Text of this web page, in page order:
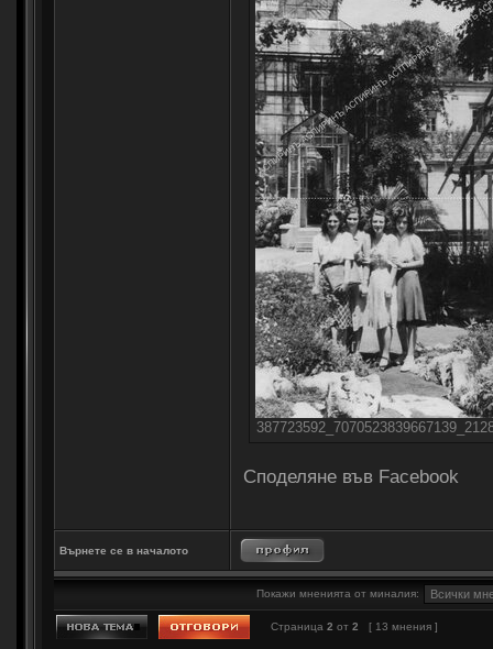
Споделяне във Facebook
Върнете се в началото
Покажи мненията от миналия:
Страница 2 от 2 [ 13 мнения ]